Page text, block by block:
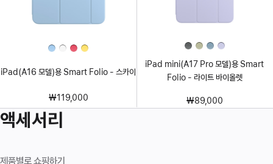
iPad(A16 모델)용 Smart Folio - 스카이
₩119,000
iPad mini(A17 Pro 모델)용 Smart
Folio - 라이트 바이올렛
₩89,000
액세서리
제품별로 쇼핑하기